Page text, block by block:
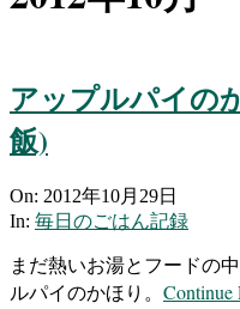
アップルパイの
飯)
2012-
10-
On: 2012年10月29日
In: 毎日のごはん記録
まだ熱いお湯とフードの
ルパイのかほり。 Continue